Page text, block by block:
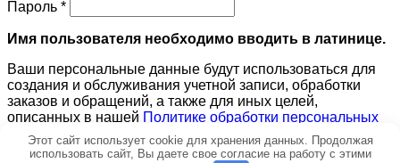
Пароль *Обязательно
Имя пользователя необходимо вводить в латинице.
Ваши персональные данные будут использоваться для
создания и обслуживания учетной записи, обработки
заказов и обращений, а также для иных целей,
описанных в нашей Политике обработки персональных
данных
Этот сайт использует cookie для хранения данных. Продолжая
использовать сайт, Вы даете свое согласие на работу с этими